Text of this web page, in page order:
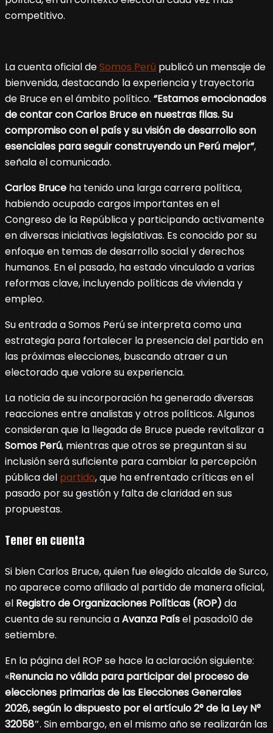
competitivo.
La cuenta oficial deSomos Perú publicó un mensaje de
bienvenida, destacando la experiencia y trayectoria
de Bruce en el ámbito político. “Estamos emocionados
de contar con Carlos Bruce en nuestras filas. Su
compromiso con el país y su visión de desarrollo son
esenciales para seguir construyendo un Perú mejor”,
señala el comunicado.
Carlos Bruce ha tenido una larga carrera política,
habiendo ocupado cargos importantes en el
Congreso de la República y participando activamente
en diversas iniciativas legislativas. Es conocido por su
enfoque en temas de desarrollo social y derechos
humanos. En el pasado, ha estado vinculado a varias
reformas clave, incluyendo políticas de vivienda y
empleo.
Su entrada a Somos Perú se interpreta como una
estrategia para fortalecer la presencia del partido en
las próximas elecciones, buscando atraer a un
electorado que valore su experiencia.
La noticia de su incorporación ha generado diversas
reacciones entre analistas y otros políticos. Algunos
consideran que la llegada de Bruce puede revitalizar a
Somos Perú, mientras que otros se preguntan si su
inclusión será suficiente para cambiar la percepción
pública del partido, que ha enfrentado críticas en el
pasado por su gestión y falta de claridad en sus
propuestas.
Tener en cuenta
Si bien Carlos Bruce, quien fue elegido alcalde de Surco,
no aparece como afiliado al partido de manera oficial,
el Registro de Organizaciones Políticas (ROP) da
cuenta de su renuncia aAvanza Paísel pasado10 de
setiembre.
En la página del ROP se hace la aclaración siguiente:
«Renuncia no válida para participar del proceso de
elecciones primarias de las Elecciones Generales
2026, según lo dispuesto por el artículo 2° de la Ley N°
32058″. Sin embargo, en el mismo año se realizarán las